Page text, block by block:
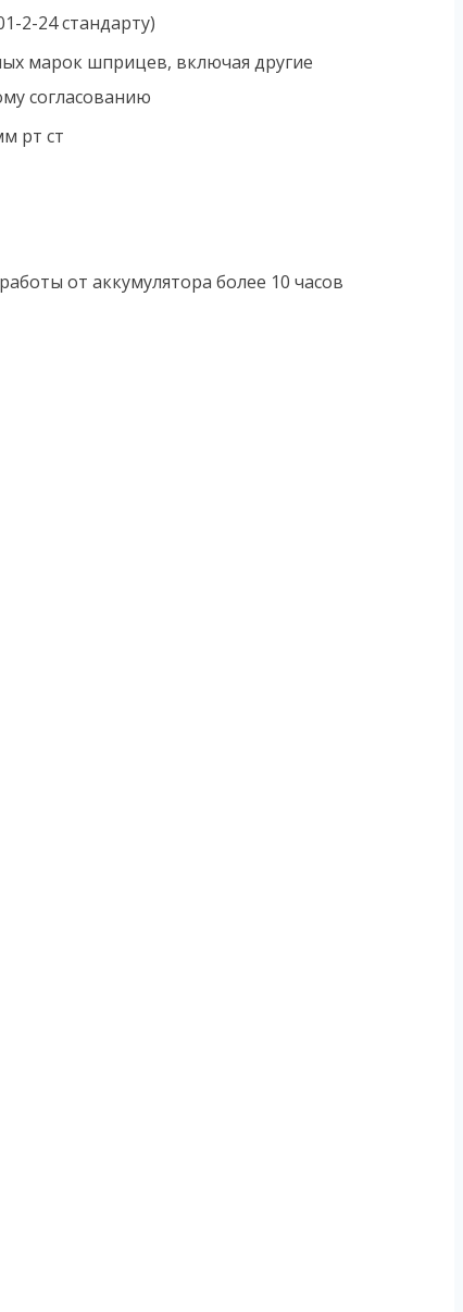
2-24 стандарту)
марок шприцев, включая другие
согласованию
рт ст
от аккумулятора более 10 часов